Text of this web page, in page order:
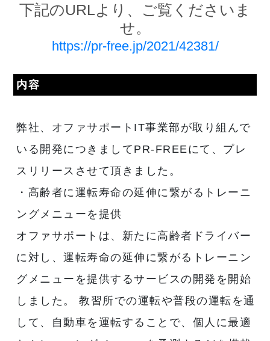
下記のURLより、ご覧くださいま
せ。
https://pr-free.jp/2021/42381/
内容
弊社、オファサポートIT事業部が取り組んで
いる開発につきましてPR-FREEにて、プレ
スリリースさせて頂きました。
・高齢者に運転寿命の延伸に繋がるトレーニ
ングメニューを提供
オファサポートは、新たに高齢者ドライバー
に対し、運転寿命の延伸に繋がるトレーニン
グメニューを提供するサービスの開発を開始
しました。 教習所での運転や普段の運転を通
して、自動車を運転することで、個人に最適